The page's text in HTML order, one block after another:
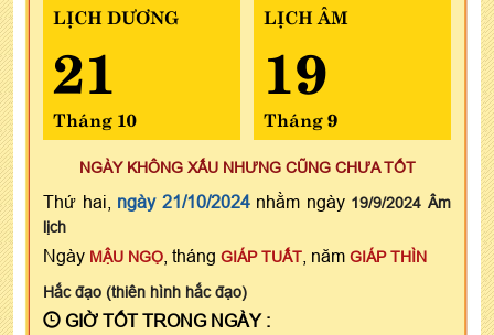
LỊCH DƯƠNG
21
Tháng 10
LỊCH ÂM
19
Tháng 9
NGÀY KHÔNG XẤU NHƯNG CŨNG CHƯA TỐT
Thứ hai, ngày 21/10/2024nhằm ngày 19/9/2024 Âm
lịch
Ngày MẬU NGỌ , tháng GIÁP TUẤT , năm GIÁP THÌN
Hắc đạo (thiên hình hắc đạo)
GIỜ TỐT TRONG NGÀY :